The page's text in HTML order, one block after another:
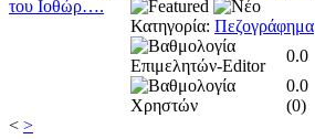
Κατηγορία: Πεζογράφημα
0.0
0.0
(0)
< >